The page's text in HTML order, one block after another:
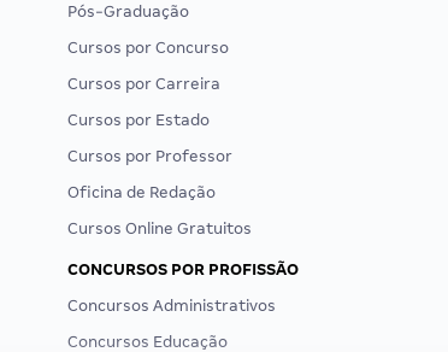
Pós-Graduação
Cursos por Concurso
Cursos por Carreira
Cursos por Estado
Cursos por Professor
Oficina de Redação
Cursos Online Gratuitos
CONCURSOS POR PROFISSÃO
Concursos Administrativos
Concursos Educação